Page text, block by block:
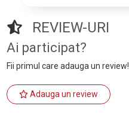
REVIEW-URI
Ai participat?
Fii primul care adauga un review!
Adauga un review